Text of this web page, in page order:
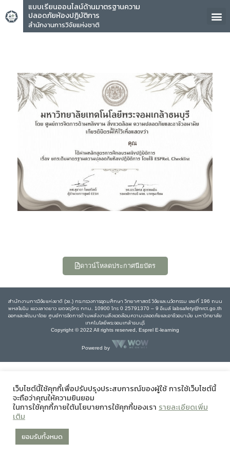
แบบเรียนออนไลน์ด้านมาตรฐานความ
ปลอดภัยห้องปฏิบัติการ
สำนักงานการวิจัยแห่งชาติ
คุณ
ดาวน์โหลดประกาศนียบัตร
สำนักงานการวิจัยแห่งชาติ (วช.) กระทรวงการอุดมศึกษา วิทยาศาสตร์ วิจัยและนวัตกรรม เลขที่ 196 ถนน
พหลโยธิน แขวงลาดยาว เขตจตุจักร กทม. 10900 โทร 0 25791370 – 9 อีเมล์ labsafety@nrct.go.th
ออกและพัฒนาโดย ศูนย์การจัดการด้านพลังงานสิ่งแวดล้อมความปลอดภัยและอาชีวอนามัย มหาวิทยาลัย
เทคโนโลยีพระจอมเกล้าธนบุรี
Copyright © 2022 All rights reserved, Esprel E-learning
Powered by
เว็บไซต์นี้ใช้คุกกี้เพื่อปรับปรุงประสบการณ์ของผู้ใช้ การใช้เว็บไซต์นี้
จะถือว่าคุณให้ความยินยอม
ในการใช้คุกกี้ภายใต้นโยบายการใช้คุกกี้ของเรา รายละเอียดเพิ่ม
เติม
ยอมรับทั้งหมด